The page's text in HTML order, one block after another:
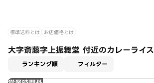
標準送料とは お店価格とは
大字斎藤字上振舞堂 付近のカレーライス
ランキング順 フィルター